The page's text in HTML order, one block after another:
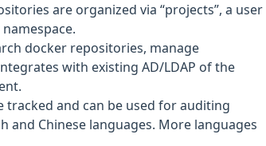
are organized via “projects”, a user
docker repositories, manage
with existing AD/LDAP of the
and can be used for auditing
and Chinese languages. More languages